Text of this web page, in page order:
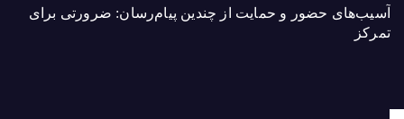
آسیب‌های حضور و حمایت از چندین پیام‌رسان: ضرورتی برای
تمرکز